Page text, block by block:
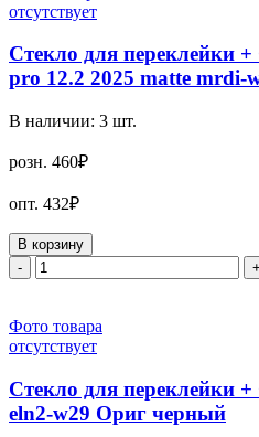
отсутствует
Стекло для переклейки
pro 12.2 2025 matte
В наличии: 3 шт.
розн. 460₽
опт. 432₽
В корзину
-
+
Фото товара
отсутствует
Стекло для переклейки
eln2-w29 Ориг черный